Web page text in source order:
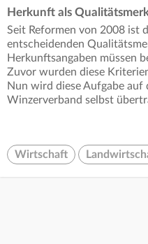
Herkunft als
Seit Reformen von 2008 ist
entscheidenden
Herkunftsangaben müssen
Zuvor wurden diese
Nun wird diese Aufgabe auf
Winzerverband selbst
Wirtschaft